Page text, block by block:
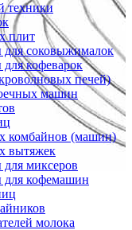
техники
плит
для соковыжималок
для кофеварок
печей)
машин
комбайнов (машин)
вытяжек
для миксеров
для кофемашин
молока